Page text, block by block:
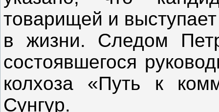
товарищей и
в жизни. Следом
состоявшегося
колхоза «Путь к
Сунгур.